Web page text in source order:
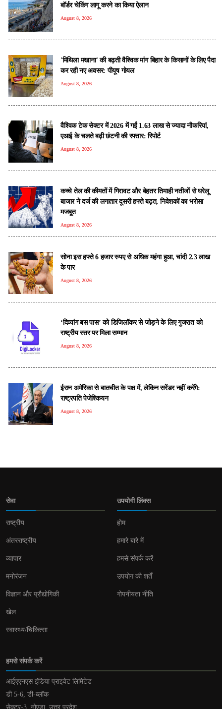
बॉर्डर चेकिंग लागू करने का किया ऐलान
August 8, 2026
'मिथिला मखाना' की बढ़ती वैश्विक मांग बिहार के किसानों के लिए पैदा
कर रही नए अवसर: पीयूष गोयल
August 8, 2026
वैश्विक टेक सेक्टर में 2026 में गईं 1.63 लाख से ज्यादा नौकरियां,
एआई के चलते बढ़ी छंटनी की रफ्तार: रिपोर्ट
August 8, 2026
कच्चे तेल की कीमतों में गिरावट और बेहतर तिमाही नतीजों से घरेलू
बाजार ने दर्ज की लगातार दूसरी हफ्ते बढ़त, निवेशकों का भरोसा
मजबूत
August 8, 2026
सोना इस हफ्ते 6 हजार रुपए से अधिक महंगा हुआ, चांदी 2.3 लाख
के पार
August 8, 2026
‘दिव्यांग बस पास’ को डिजिलॉकर से जोड़ने के लिए गुजरात को
राष्ट्रीय स्तर पर मिला सम्मान
August 8, 2026
ईरान अमेरिका से बातचीत के पक्ष में, लेकिन सरेंडर नहीं करेंगे:
राष्ट्रपति पेजेश्कियन
August 8, 2026
सेवा
राष्ट्रीय
अंतरराष्ट्रीय
व्यापार
मनोरंजन
विज्ञान और प्रौद्योगिकी
खेल
स्वास्थ्य/चिकित्सा
उपयोगी लिंक्स
होम
हमारे बारे में
हमसे संपर्क करें
उपयोग की शर्तें
गोपनीयता नीति
हमसे संपर्क करें
आईएएनएस इंडिया प्राइवेट लिमिटेड
डी 5-6, डी-ब्लॉक
सेक्टर-3, नोएडा, उत्तर प्रदेश